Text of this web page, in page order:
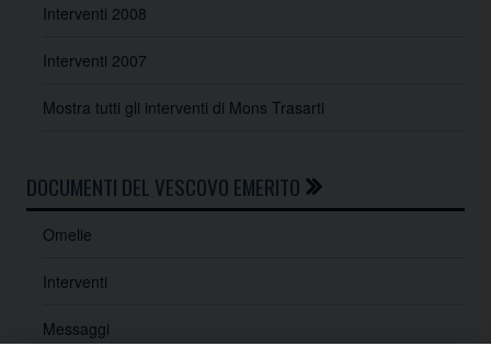
Interventi 2008
Interventi 2007
Mostra tutti gli interventi di Mons Trasarti
DOCUMENTI DEL VESCOVO EMERITO
Omelie
Interventi
Messaggi